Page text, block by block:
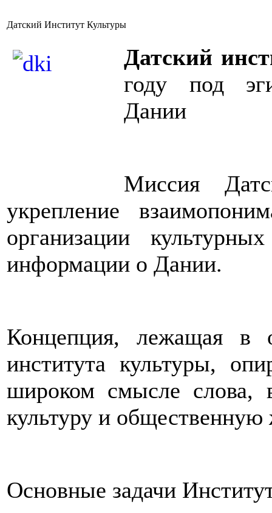
Датский Институт Культуры
Датский
году под
Дании
Миссия
укрепление
организации
информации о Дании.
Концепция, лежащая в
института культуры,
широком смысле слова,
культуру и общественную
Основные задачи